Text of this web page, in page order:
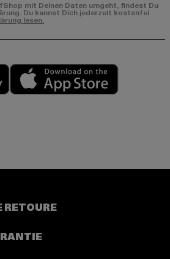
mit Deinen Daten umgeht, findest Du
Du kannst Dich jederzeit kostenfei
lesen.
Play market